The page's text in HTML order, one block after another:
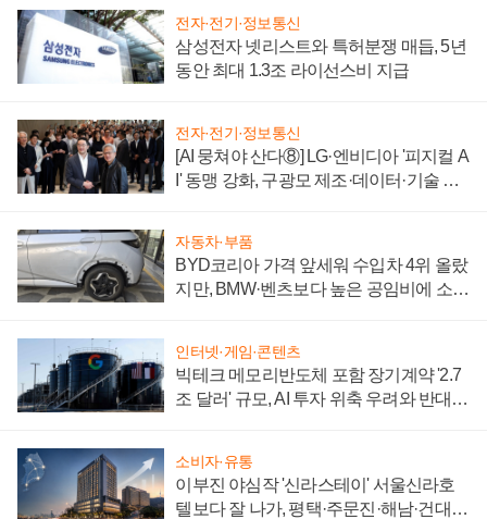
전자·전기·정보통신
삼성전자 넷리스트와 특허분쟁 매듭, 5년
동안 최대 1.3조 라이선스비 지급
전자·전기·정보통신
[AI 뭉쳐야 산다⑧] LG·엔비디아 '피지컬 A
I' 동맹 강화, 구광모 제조·데이터·기술 결
자동차·부품
BYD코리아 가격 앞세워 수입차 4위 올랐
지만, BMW·벤츠보다 높은 공임비에 소비
인터넷·게임·콘텐츠
빅테크 메모리반도체 포함 장기계약 '2.7
조 달러' 규모, AI 투자 위축 우려와 반대
소비자·유통
이부진 야심작 '신라스테이' 서울신라호
텔보다 잘 나가, 평택·주문진·해남·건대로